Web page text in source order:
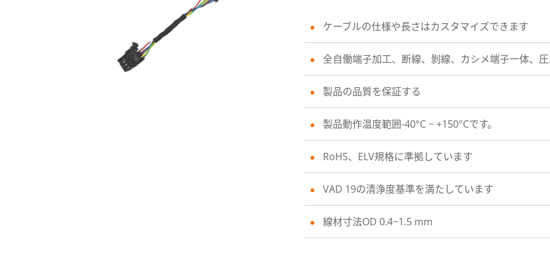
ケーブルの仕様や長さはカスタマイズできます
全自働端子加工、断線、剝線、カシメ端子一体、
製品の品質を保証する
製品動作温度範囲-40°C ~ +150°Cです。
RoHS、ELV規格に準拠しています
VAD 19の清浄度基準を満たしています
線材寸法OD 0.4~1.5 mm